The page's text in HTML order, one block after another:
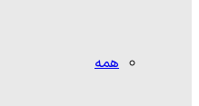
همه